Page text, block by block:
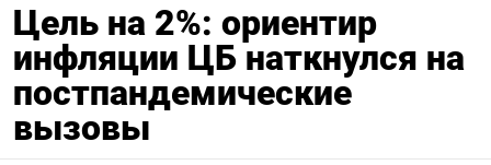
Цель на 2%: ориентир
инфляции ЦБ наткнулся на
постпандемические
вызовы